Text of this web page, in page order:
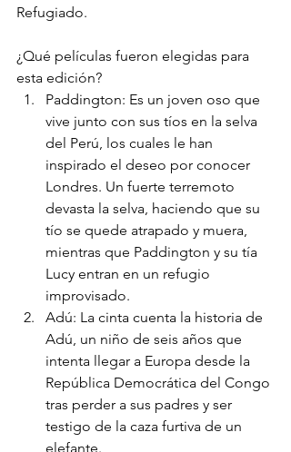
Refugiado.
¿Qué películas fueron elegidas para
esta edición?
Paddington: Es un joven oso que
vive junto con sus tíos en la selva
del Perú, los cuales le han
inspirado el deseo por conocer
Londres. Un fuerte terremoto
devasta la selva, haciendo que su
tío se quede atrapado y muera,
mientras que Paddington y su tía
Lucy entran en un refugio
improvisado.
Adú: La cinta cuenta la historia de
Adú, un niño de seis años que
intenta llegar a Europa desde la
República Democrática del Congo
tras perder a sus padres y ser
testigo de la caza furtiva de un
elefante.